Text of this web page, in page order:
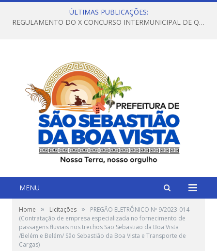
ÚLTIMAS PUBLICAÇÕES:
REGULAMENTO DO X CONCURSO INTERMUNICIPAL DE QUADRILHAS JUNINAS – 2026 – ARRAIÁ DA VENEZA
MENU
Home » Licitações »
PREGÃO ELETRÔNICO Nº 9/2023-014
(Contratação de empresa especializada no fornecimento de
passagens fluviais nos trechos São Sebastião da Boa Vista
/Belém e Belém/ São Sebastião da Boa Vista e Transporte de
Cargas)